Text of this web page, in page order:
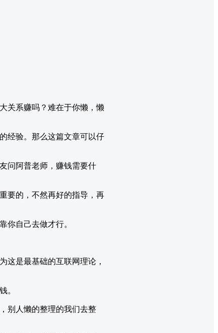
关系赚吗？难在于你懒，懒
经验。那么这篇文章可以仔
问阿普老师，赚钱需要什
要的，不然再好的指导，再
你自己去做才行。
这是最基础的互联网理论，
。
别人懒的整理的我们去整